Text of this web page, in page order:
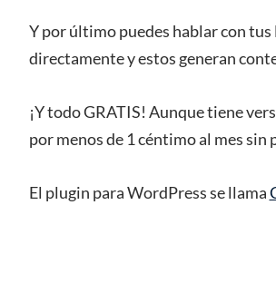
Y por último puedes hablar con tus
directamente y estos generan
¡Y todo GRATIS! Aunque tiene
por menos de 1 céntimo al mes sin
El plugin para WordPress se llama